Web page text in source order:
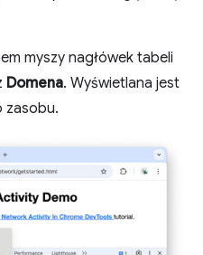
myszy nagłówek tabeli
Domena. Wyświetlana jest
zasobu.